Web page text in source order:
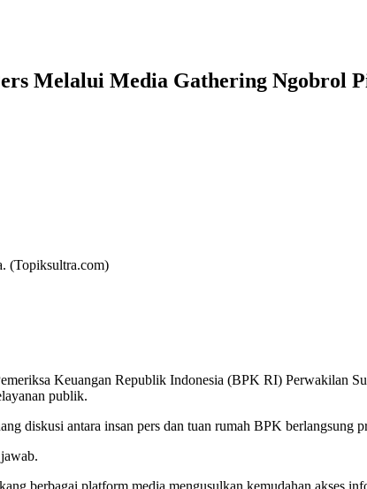
Melalui Media Gathering Ngobrol
(Topiksultra.com)
Keuangan Republik Indonesia (BPK RI) Perwakilan
publik.
diskusi antara insan pers dan tuan rumah BPK berlangsung